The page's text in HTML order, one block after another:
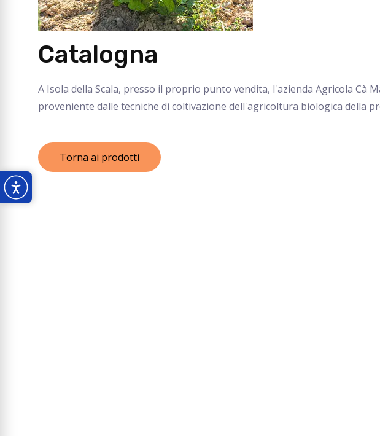
Catalogna
A Isola della Scala, presso il proprio punto vendita, l'azienda Agricola Cà
proveniente dalle tecniche di coltivazione dell'agricoltura biologica della
Torna ai prodotti